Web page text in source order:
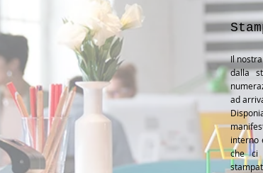
Il
dalla
ad
interno
che ci